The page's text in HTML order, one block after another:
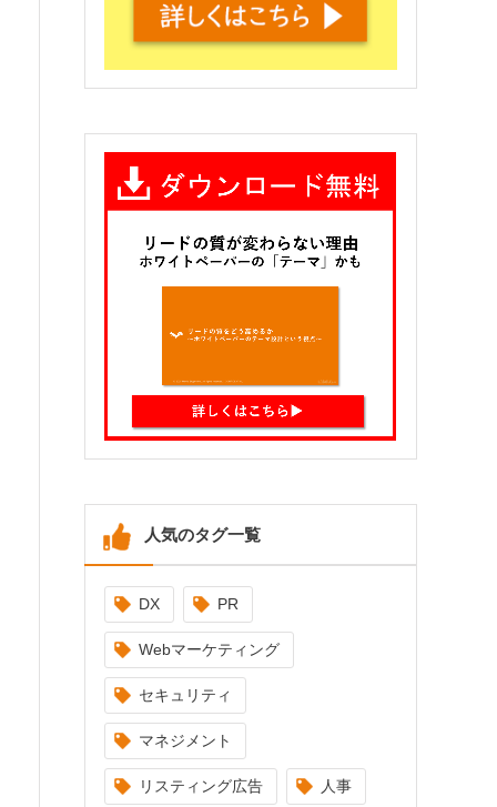
人気のタグ一覧
DX PR
Webマーケティング
セキュリティ
マネジメント
リスティング広告 人事